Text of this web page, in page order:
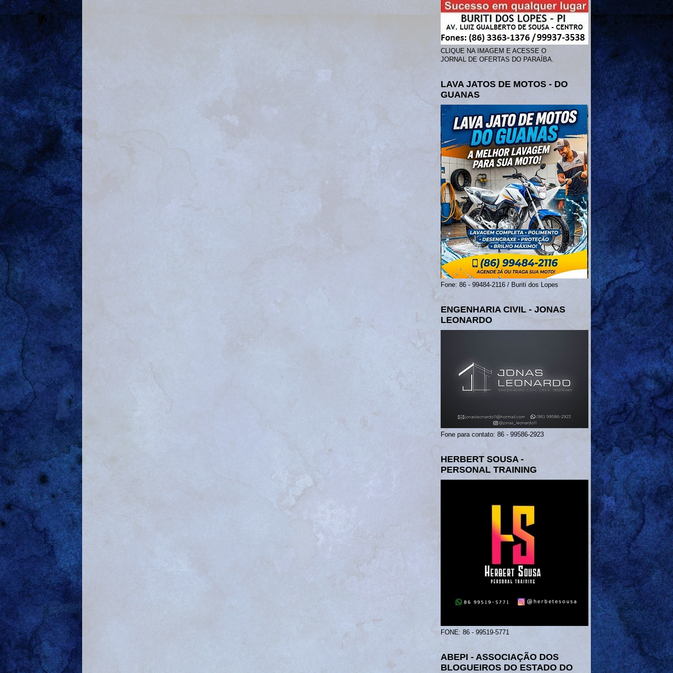
CLIQUE NA IMAGEM E ACESSE O
JORNAL DE OFERTAS DO PARAÍBA.
LAVA JATOS DE MOTOS - DO
GUANAS
Fone: 86 - 99484-2116 / Buriti dos Lopes
ENGENHARIA CIVIL - JONAS
LEONARDO
Fone para contato: 86 - 99586-2923
HERBERT SOUSA -
PERSONAL TRAINING
FONE: 86 - 99519-5771
ABEPI - ASSOCIAÇÃO DOS
BLOGUEIROS DO ESTADO DO